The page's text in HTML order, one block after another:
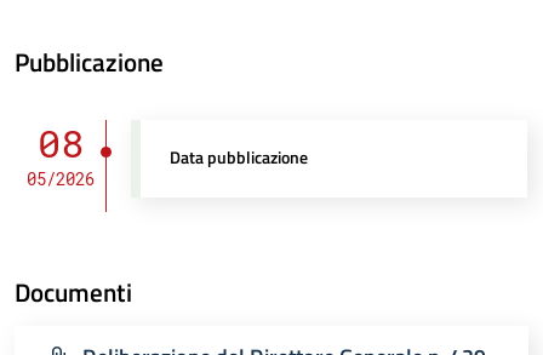
Pubblicazione
08
05/2026
Data pubblicazione
Documenti